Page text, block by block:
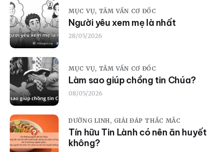
MỤC VỤ, TÂM VẤN CƠ ĐỐC
Người yêu xem mẹ là nhất
28/05/2026
MỤC VỤ, TÂM VẤN CƠ ĐỐC
Làm sao giúp chồng tin Chúa?
08/05/2026
DƯỠNG LINH, GIẢI ĐÁP THẮC MẮC
Tín hữu Tin Lành có nên ăn huyết
không?